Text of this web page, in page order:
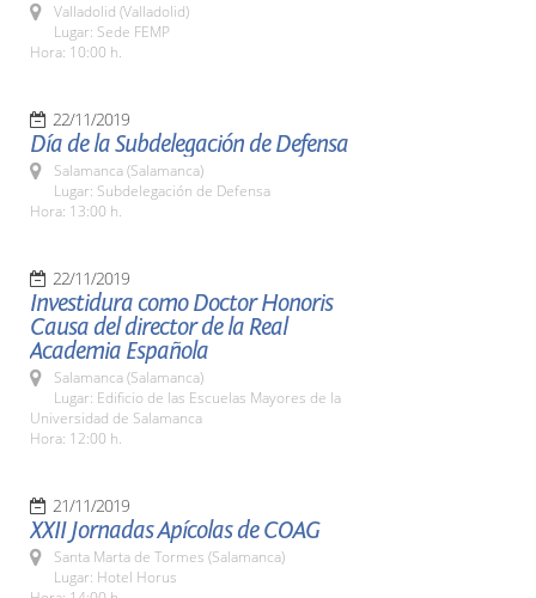
Valladolid (Valladolid)
Lugar: Sede FEMP
Hora: 10:00 h.
22/11/2019
Día de la Subdelegación de Defensa
Salamanca (Salamanca)
Lugar: Subdelegación de Defensa
Hora: 13:00 h.
22/11/2019
Investidura como Doctor Honoris
Causa del director de la Real
Academia Española
Salamanca (Salamanca)
Lugar: Edificio de las Escuelas Mayores de la
Universidad de Salamanca
Hora: 12:00 h.
21/11/2019
XXII Jornadas Apícolas de COAG
Santa Marta de Tormes (Salamanca)
Lugar: Hotel Horus